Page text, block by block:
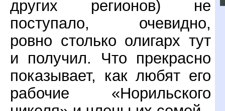
других регионов) не
поступало, очевидно,
ровно столько олигарх тут
и получил. Что прекрасно
показывает, как любят его
рабочие «Норильского